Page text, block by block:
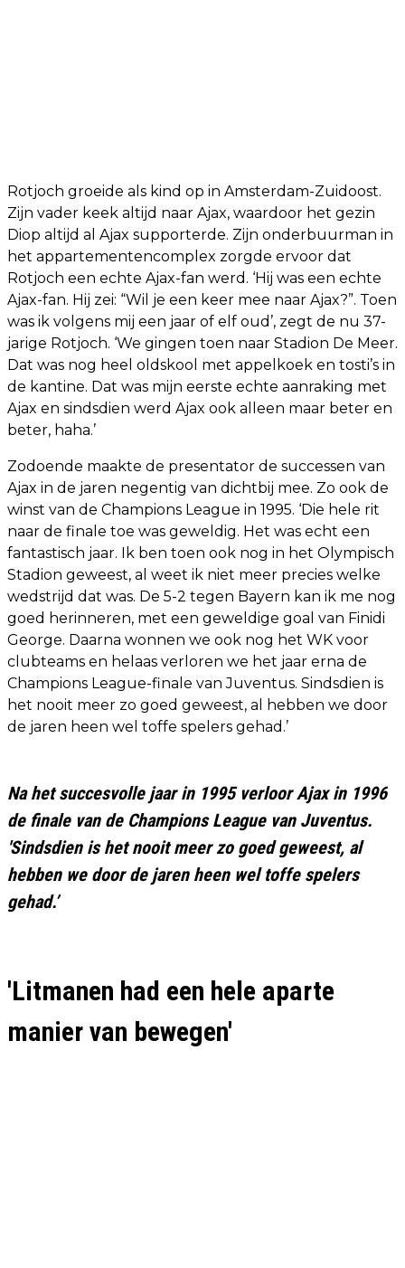
Rotjoch groeide als kind op in Amsterdam-Zuidoost.
Zijn vader keek altijd naar Ajax, waardoor het gezin
Diop altijd al Ajax supporterde. Zijn onderbuurman in
het appartementencomplex zorgde ervoor dat
Rotjoch een echte Ajax-fan werd. ‘Hij was een echte
Ajax-fan. Hij zei: “Wil je een keer mee naar Ajax?”. Toen
was ik volgens mij een jaar of elf oud’, zegt de nu 37-
jarige Rotjoch. ‘We gingen toen naar Stadion De Meer.
Dat was nog heel oldskool met appelkoek en tosti’s in
de kantine. Dat was mijn eerste echte aanraking met
Ajax en sindsdien werd Ajax ook alleen maar beter en
beter, haha.’
Zodoende maakte de presentator de successen van
Ajax in de jaren negentig van dichtbij mee. Zo ook de
winst van de Champions League in 1995. ‘Die hele rit
naar de finale toe was geweldig. Het was echt een
fantastisch jaar. Ik ben toen ook nog in het Olympisch
Stadion geweest, al weet ik niet meer precies welke
wedstrijd dat was. De 5-2 tegen Bayern kan ik me nog
goed herinneren, met een geweldige goal van Finidi
George. Daarna wonnen we ook nog het WK voor
clubteams en helaas verloren we het jaar erna de
Champions League-finale van Juventus. Sindsdien is
het nooit meer zo goed geweest, al hebben we door
de jaren heen wel toffe spelers gehad.’
Na het succesvolle jaar in 1995 verloor Ajax in 1996
de finale van de Champions League van Juventus.
'Sindsdien is het nooit meer zo goed geweest, al
hebben we door de jaren heen wel toffe spelers
gehad.’
'Litmanen had een hele aparte
manier van bewegen'